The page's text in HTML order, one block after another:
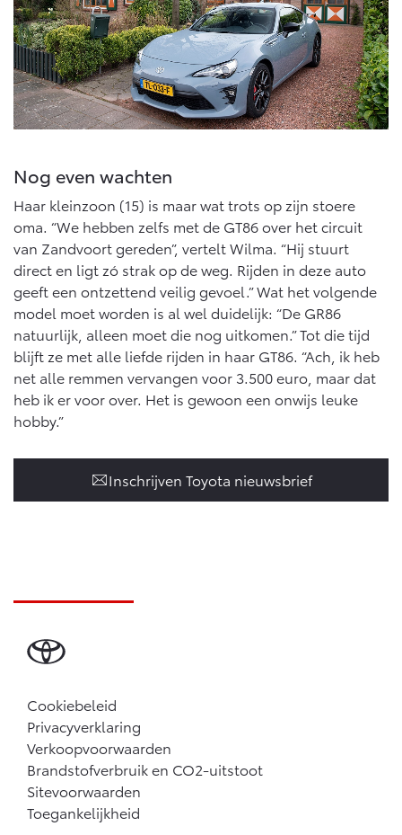
Nog even wachten
Haar kleinzoon (15) is maar wat trots op zijn stoere
oma. “We hebben zelfs met de GT86 over het circuit
van Zandvoort gereden”, vertelt Wilma. “Hij stuurt
direct en ligt zó strak op de weg. Rijden in deze auto
geeft een ontzettend veilig gevoel.” Wat het volgende
model moet worden is al wel duidelijk: “De GR86
natuurlijk, alleen moet die nog uitkomen.” Tot die tijd
blijft ze met alle liefde rijden in haar GT86. “Ach, ik heb
net alle remmen vervangen voor 3.500 euro, maar dat
heb ik er voor over. Het is gewoon een onwijs leuke
hobby.”
Inschrijven Toyota nieuwsbrief
Cookiebeleid
Privacyverklaring
Verkoopvoorwaarden
Brandstofverbruik en CO2-uitstoot
Sitevoorwaarden
Toegankelijkheid